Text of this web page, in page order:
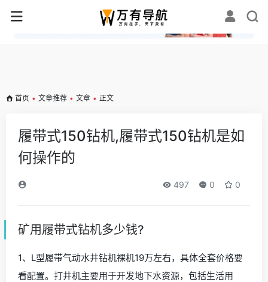
✕
首页 • 文章推荐 • 文章 • 正文
履带式150钻机,履带式150钻机是如
何操作的
497 0 0
矿用履带式钻机多少钱?
1、L型履带气动水井钻机裸机19万左右，具体全套价格要
看配置。打井机主要用于开发地下水资源，包括生活用